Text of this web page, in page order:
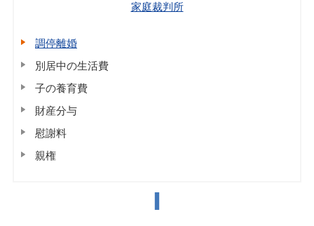
家庭裁判所
調停離婚
別居中の生活費
子の養育費
財産分与
慰謝料
親権